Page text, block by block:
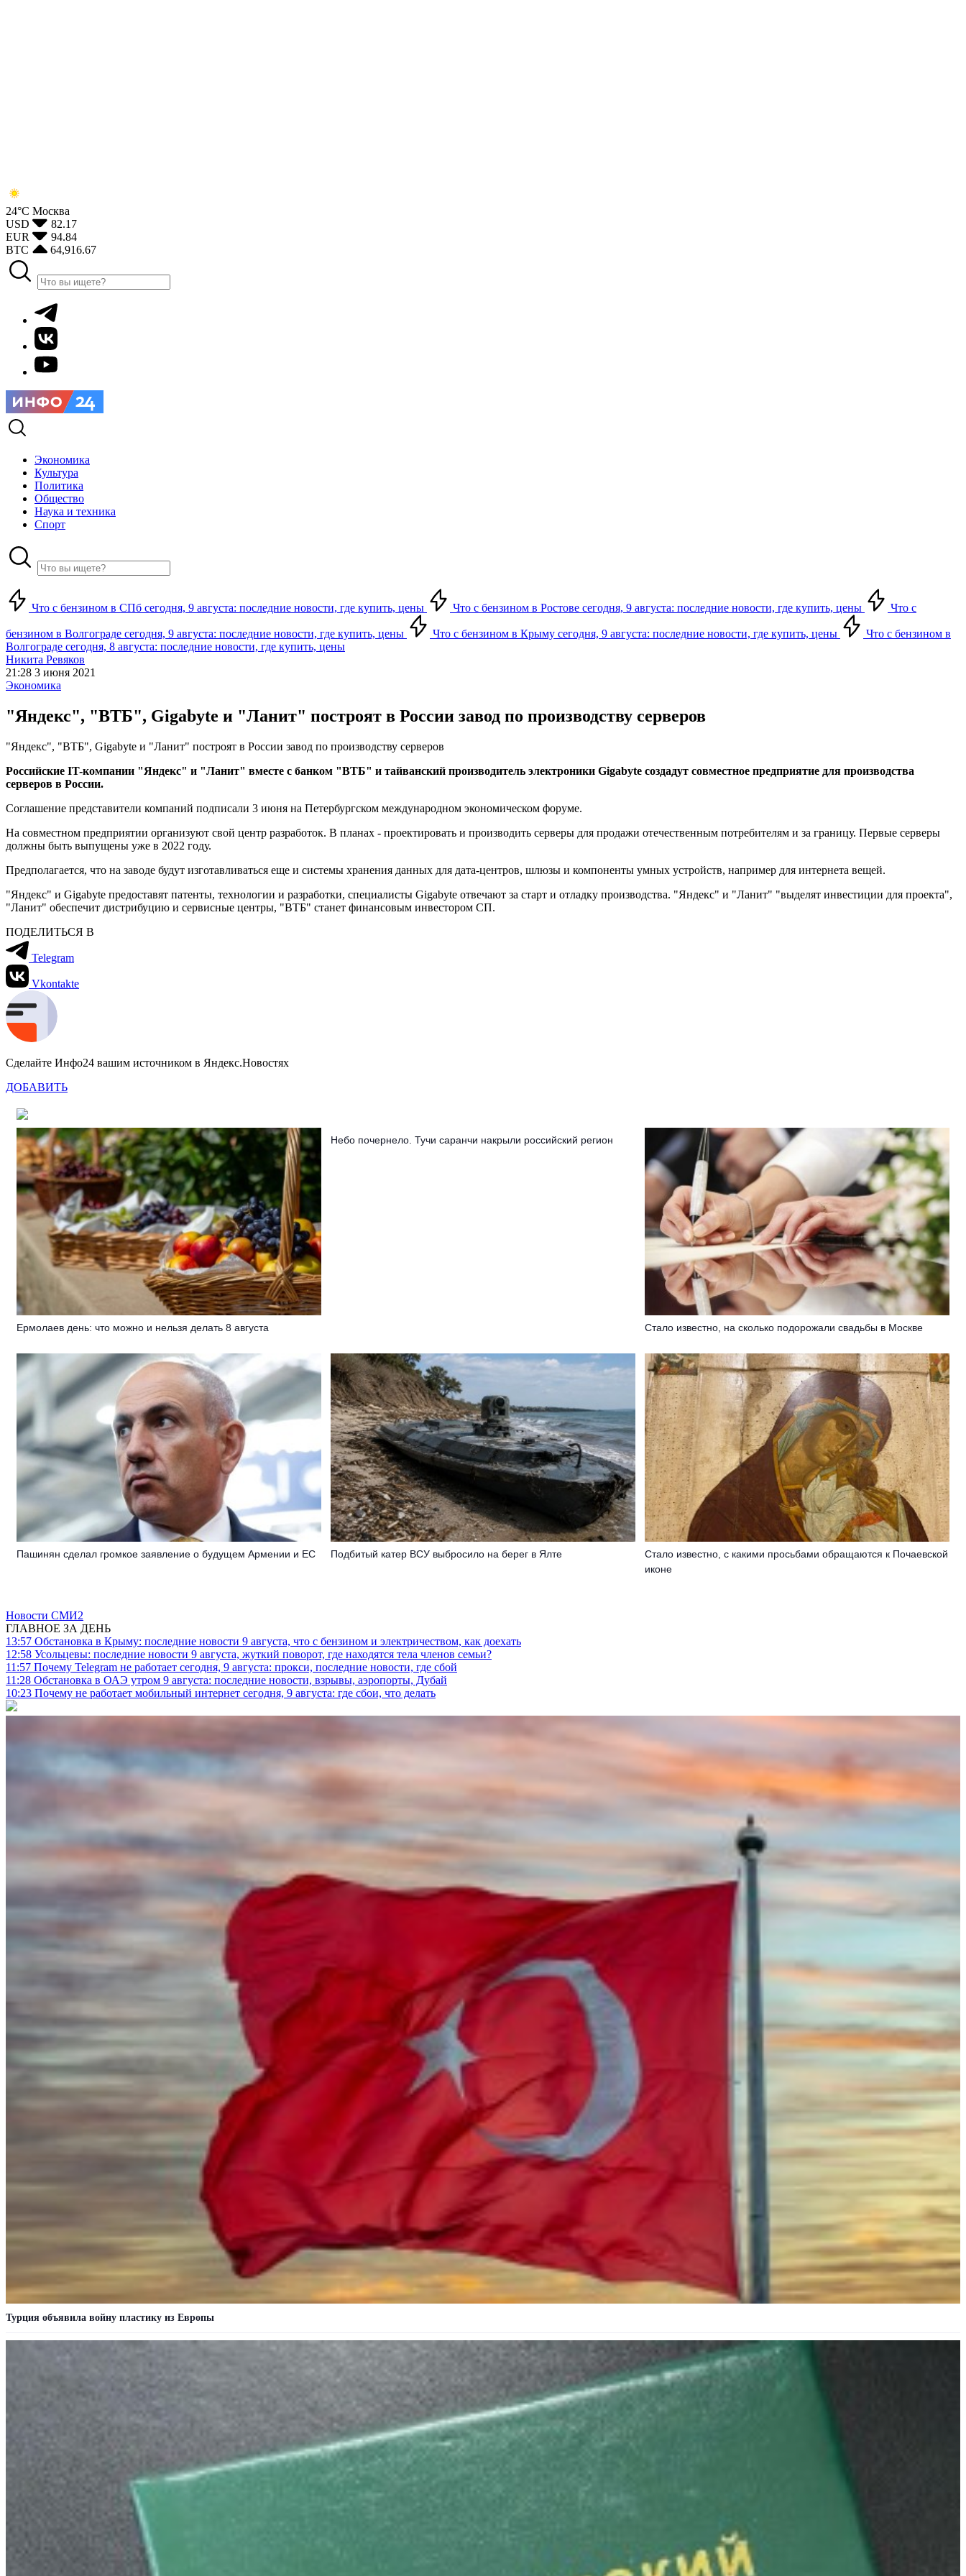
24°С Москва
USD
82.17
EUR
94.84
BTC
64,916.67
Экономика
Культура
Политика
Общество
Наука и техника
Спорт
Что с бензином в СПб сегодня, 9 августа: последние новости, где купить, цены Что с бензином в Ростове сегодня, 9 августа: последние новости, где купить, цены Что с
бензином в Волгограде сегодня, 9 августа: последние новости, где купить, цены Что с бензином в Крыму сегодня, 9 августа: последние новости, где купить, цены
Что с бензином в
Волгограде сегодня, 8 августа: последние новости, где купить, цены
Никита Ревяков
21:28 3 июня 2021
Экономика
"Яндекс", "ВТБ", Gigabyte и "Ланит" построят в России завод по производству серверов
"Яндекс", "ВТБ", Gigabyte и "Ланит" построят в России завод по производству серверов
Российские IT-компании "Яндекс" и "Ланит" вместе с банком "ВТБ" и тайванский производитель электроники Gigabyte создадут совместное предприятие для производства
серверов в России.
Соглашение представители компаний подписали 3 июня на Петербургском международном экономическом форуме.
На совместном предприятии организуют свой центр разработок. В планах - проектировать и производить серверы для продажи отечественным потребителям и за границу. Первые серверы
должны быть выпущены уже в 2022 году.
Предполагается, что на заводе будут изготавливаться еще и системы хранения данных для дата-центров, шлюзы и компоненты умных устройств, например для интернета вещей.
"Яндекс" и Gigabyte предоставят патенты, технологии и разработки, специалисты Gigabyte отвечают за старт и отладку производства. "Яндекс" и "Ланит" "выделят инвестиции для проекта",
"Ланит" обеспечит дистрибуцию и сервисные центры, "ВТБ" станет финансовым инвестором СП.
ПОДЕЛИТЬСЯ В
Telegram
Vkontakte
Сделайте Инфо24 вашим источником в Яндекс.Новостях
ДОБАВИТЬ
Ермолаев день: что можно и нельзя делать 8 августа
Небо почернело. Тучи саранчи накрыли российский регион
Стало известно, на сколько подорожали свадьбы в Москве
Пашинян сделал громкое заявление о будущем Армении и ЕС Подбитый катер ВСУ выбросило на берег в Ялте
Стало известно, с какими просьбами обращаются к Почаевской
иконе
Новости СМИ2
ГЛАВНОЕ ЗА ДЕНЬ
13:57 Обстановка в Крыму: последние новости 9 августа, что с бензином и электричеством, как доехать
12:58 Усольцевы: последние новости 9 августа, жуткий поворот, где находятся тела членов семьи?
11:57 Почему Telegram не работает сегодня, 9 августа: прокси, последние новости, где сбой
11:28 Обстановка в ОАЭ утром 9 августа: последние новости, взрывы, аэропорты, Дубай
10:23 Почему не работает мобильный интернет сегодня, 9 августа: где сбои, что делать
Турция объявила войну пластику из Европы